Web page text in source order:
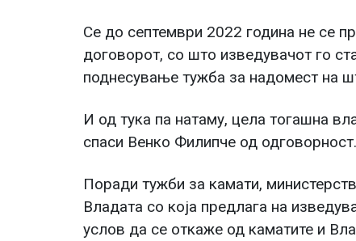
Се до септември 2022 година не се
договорот, со што изведувачот го
поднесување тужба за надомест на
И од тука па натаму, цела тогашна
спаси Венко Филипче од одговорност.
Поради тужби за камати,
Владата со која предлага на
услов да се откаже од каматите и